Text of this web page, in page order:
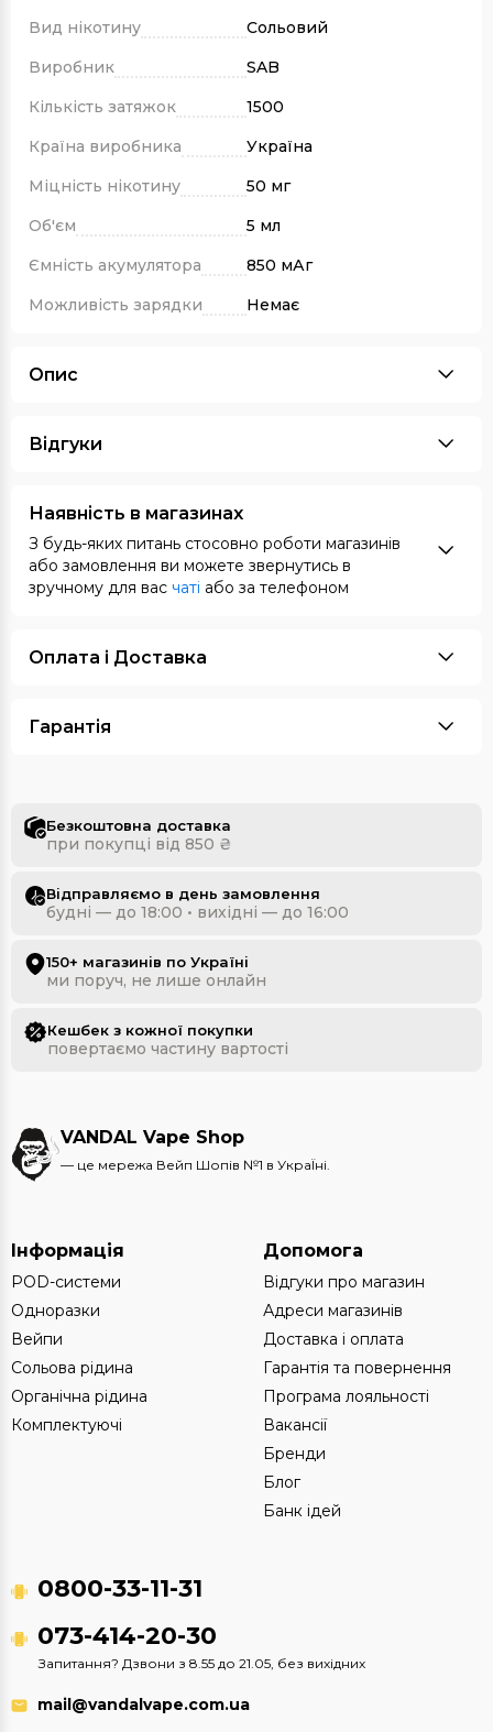
Вид нікотину
Сольовий
Виробник
SAB
Кількість затяжок
1500
Країна виробника
Україна
Міцність нікотину
50 мг
Об'єм
5 мл
Ємність акумулятора
850 мАг
Можливість зарядки
Немає
Опис
Відгуки
Наявність в магазинах
З будь-яких питань стосовно роботи магазинів
або замовлення ви можете звернутись в
зручному для вас чаті або за телефоном
Оплата i Доставка
Гарантія
Безкоштовна доставка
при покупці від 850 ₴
Відправляємо в день замовлення
будні — до 18:00 • вихідні — до 16:00
150+ магазинів по Україні
ми поруч, не лише онлайн
Кешбек з кожної покупки
повертаємо частину вартості
VANDAL Vape Shop
— це мережа Вейп Шопів №1 в УкраЇні.
Інформація
POD-системи
Одноразки
Вейпи
Сольова рідина
Органічна рідина
Комплектуючі
Допомога
Відгуки про магазин
Адреси магазинів
Доставка і оплата
Гарантія та повернення
Програма лояльності
Вакансії
Бренди
Блог
Банк ідей
0800-33-11-31
073-414-20-30
Запитання? Дзвони з 8.55 до 21.05, без вихідних
mail@vandalvape.com.ua